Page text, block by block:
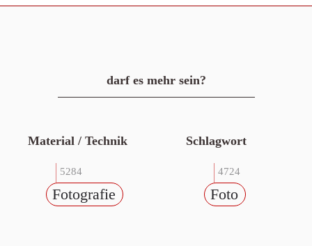
darf es mehr sein?
Material / Technik
5284
Fotografie
Schlagwort
4724
Foto